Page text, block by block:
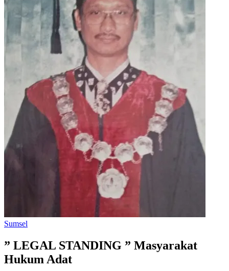
Sumsel
” LEGAL STANDING ” Masyarakat
Hukum Adat